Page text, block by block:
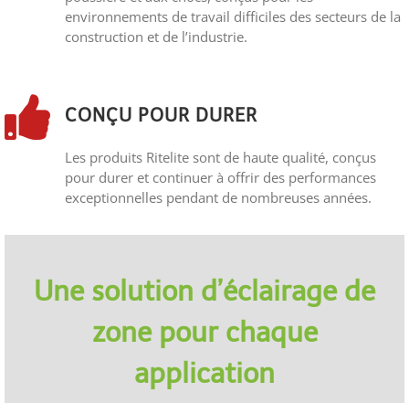
environnements de travail difficiles des secteurs de la
construction et de l’industrie.
CONÇU POUR DURER
Les produits Ritelite sont de haute qualité, conçus
pour durer et continuer à offrir des performances
exceptionnelles pendant de nombreuses années.
Une solution d’éclairage de
zone pour chaque
application